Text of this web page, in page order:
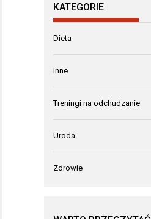
KATEGORIE
Dieta
Inne
Treningi na odchudzanie
Uroda
Zdrowie